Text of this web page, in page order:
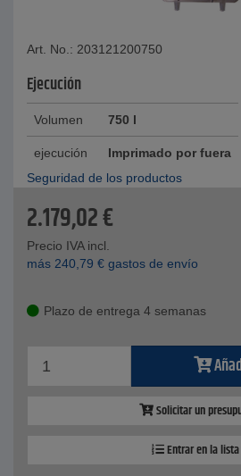
Art. No.: 203121200750
Ejecución
Volumen 750 l
ejecución
Imprimado por fuera
Seguridad de los productos
2.179,02€
Precio IVA incl.
más 240,79 € gastos de envío
Plazo de entrega 4 semanas
Solicitar un
Entrar en la lista